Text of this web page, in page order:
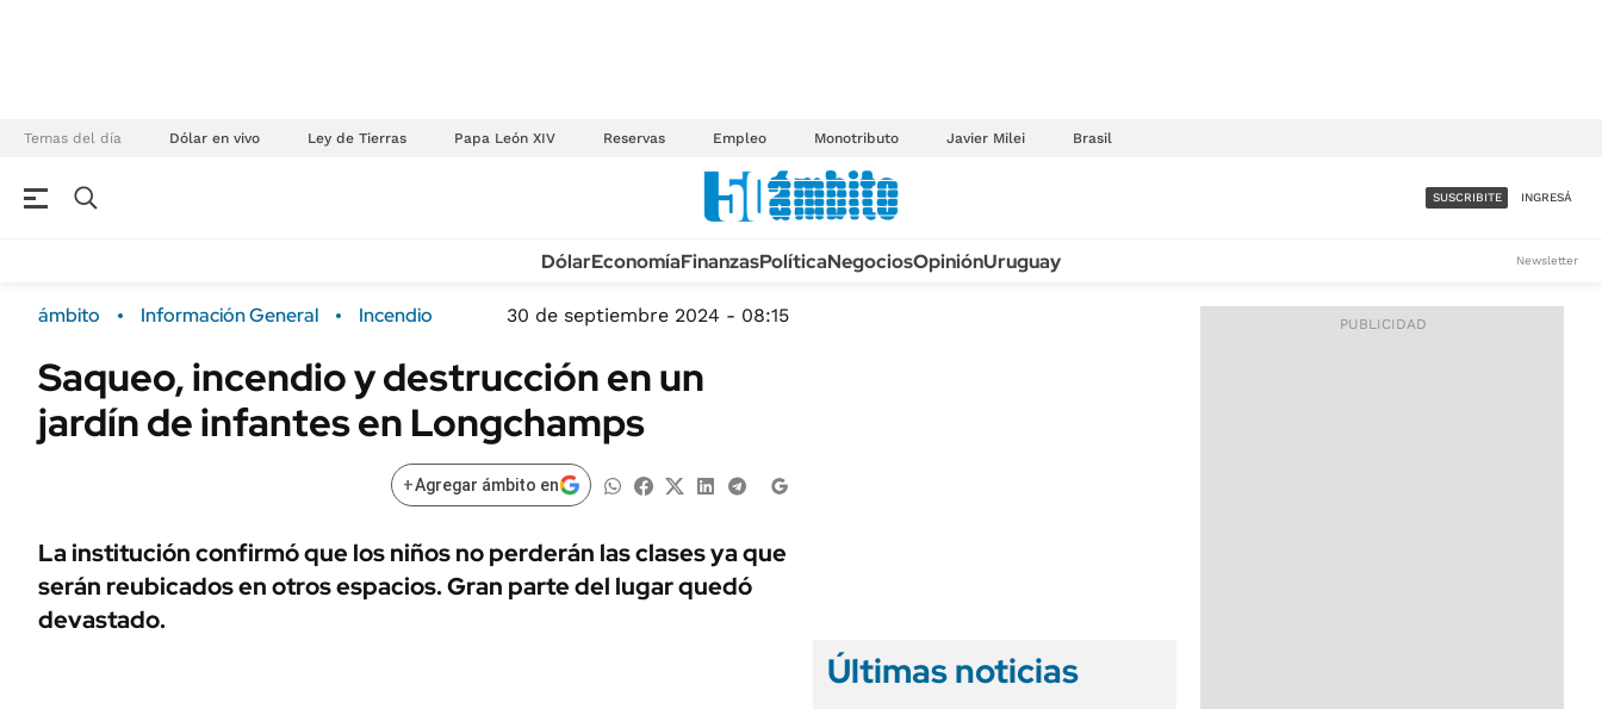
Temas del día Dólar en vivo Ley de Tierras Papa León XIV Reservas Empleo Monotributo Javier Milei Brasil
Campo
FINANZAS
ÁMBITO DEBATE
MEDIAKIT AMBITO DEBATE
Sustentabilidad
POLÍTICA
TECNOLOGÍA
MÉXICO
MUNDO
INFORMACIÓN GENERAL
LIFESTYLE
AUTOS
ACCESO FULL - $1.800/MES
SUSCRIBITE INGRESÁ
DólarEconomíaFinanzasPolíticaNegociosOpiniónUruguay Newsletter
ámbito Información General Incendio 30 de septiembre 2024 - 08:15
Saqueo, incendio y destrucción en un
jardín de infantes en Longchamps
+Agregar ámbito en
La institución confirmó que los niños no perderán las clases ya que
serán reubicados en otros espacios. Gran parte del lugar quedó
devastado.
Últimas noticias